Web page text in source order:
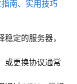
南、实用技巧
定的服务器，
或更换协议通常